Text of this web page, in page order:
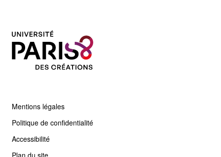
Mentions légales
Politique de confidentialité
Accessibilité
Plan du site